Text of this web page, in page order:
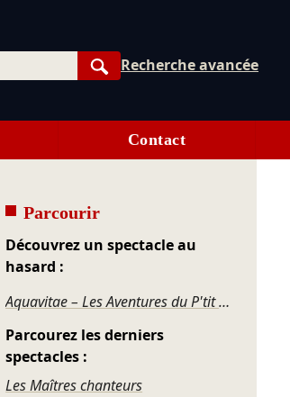
Rechercher
Recherche avancée
Contact
Parcourir
Découvrez un spectacle au
hasard :
Aquavitae – Les Aventures du P'tit Loup de mer
Parcourez les derniers
spectacles :
Les Maîtres chanteurs